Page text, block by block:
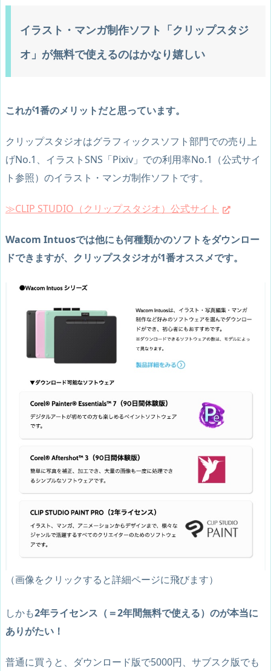
イラスト・マンガ制作ソフト「クリップスタジ
オ」が無料で使えるのはかなり嬉しい
これが1番のメリットだと思っています。
クリップスタジオはグラフィックスソフト部門での売り上
げNo.1、イラストSNS「Pixiv」での利用率No.1（公式サイ
ト参照）のイラスト・マンガ制作ソフトです。
≫CLIP STUDIO（クリップスタジオ）公式サイト
Wacom Intuosでは他にも何種類かのソフトをダウンロー
ドできますが、クリップスタジオが1番オススメです。
（画像をクリックすると詳細ページに飛びます）
しかも2年ライセンス（＝2年間無料で使える）のが本当に
ありがたい！
普通に買うと、ダウンロード版で5000円、サブスク版でも